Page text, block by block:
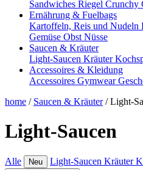
Sandwiches Riegel Crunchy
Ernährung & Fuelbags
Kartoffeln, Reis und Nudeln
Gemüse Obst Nüsse
Saucen & Kräuter
Light-Saucen Kräuter
Accessoires & Kleidung
Accessoires Gymwear
home / Saucen & Kräuter / Light-
Light-Saucen
Alle Neu Light-Saucen Kräuter